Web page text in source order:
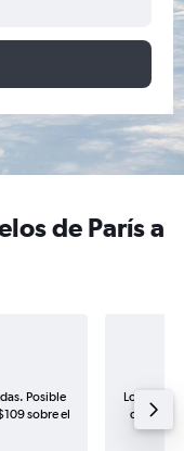
de París a
Posible
sobre el
Los
de